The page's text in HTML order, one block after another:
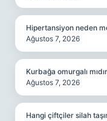
Hipertansiyon neden
Ağustos 7, 2026
Kurbağa omurgalı
Ağustos 7, 2026
Hangi çiftçiler silah